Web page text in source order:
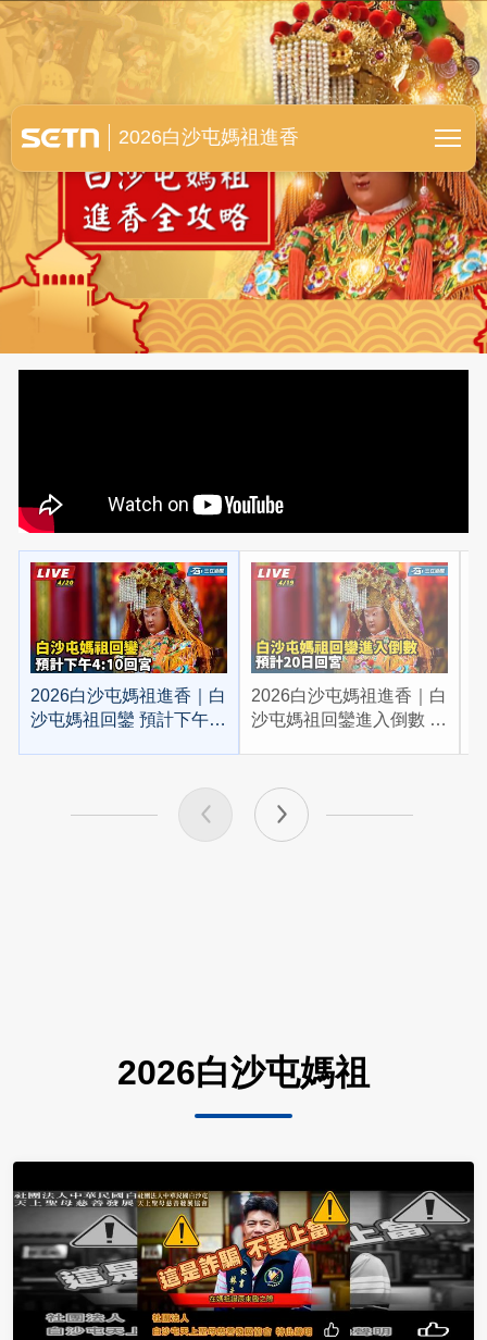
白沙屯媽祖進香全紀錄
2026白沙屯媽祖進香
2026白沙屯媽祖進香｜白
沙屯媽祖回鑾 預計下午
2026白沙屯媽祖進香｜白
沙屯媽祖回鑾進入倒數 預
2026白沙屯媽祖